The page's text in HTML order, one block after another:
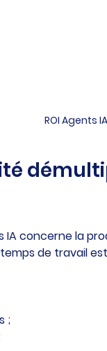
ROI Agents IA
IA concerne la
de travail
;